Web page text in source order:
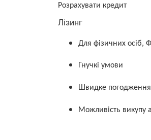
Розрахувати кредит
Лізинг
Для фізичних осіб,
Гнучкі умови
Швидке погодження
Можливість викупу